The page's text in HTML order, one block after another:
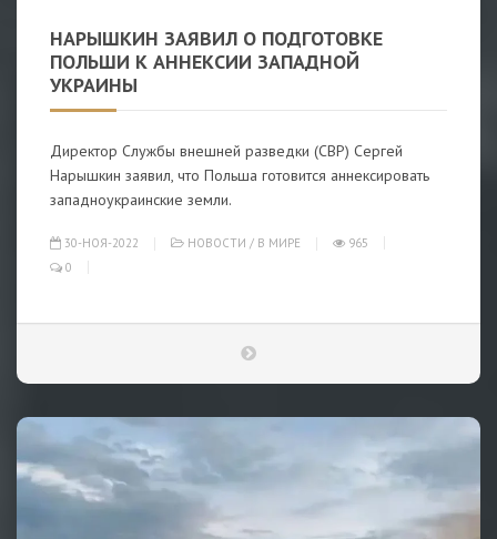
НАРЫШКИН ЗАЯВИЛ О ПОДГОТОВКЕ
ПОЛЬШИ К АННЕКСИИ ЗАПАДНОЙ
УКРАИНЫ
Директор Службы внешней разведки (СВР) Сергей
Нарышкин заявил, что Польша готовится аннексировать
западноукраинские земли.
30-НОЯ-2022 НОВОСТИ / В МИРЕ
965
0